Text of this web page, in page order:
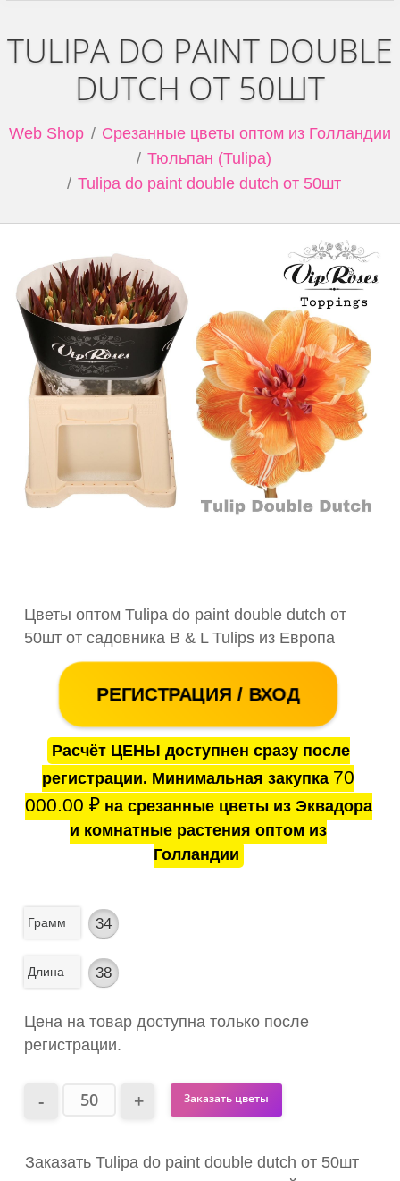
TULIPA DO PAINT DOUBLE
DUTCH ОТ 50ШТ
Web Shop
Срезанные цветы оптом из Голландии
Тюльпан (Tulipa)
Tulipa do paint double dutch от 50шт
Цветы оптом Tulipa do paint double dutch от
50шт от садовника B & L Tulips из Европа
РЕГИСТРАЦИЯ / ВХОД
Расчёт ЦЕНЫ доступнен сразу после
регистрации. Минимальная закупка 70
000.00 ₽на срезанные цветы из Эквадора
и комнатные растения оптом из
Голландии
Грамм 34
Длина 38
Цена на товар доступна только после
регистрации.
Заказать цветы
Заказать Tulipa do paint double dutch от 50шт